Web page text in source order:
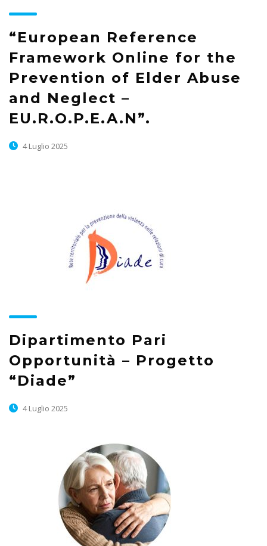
“European Reference
Framework Online for the
Prevention of Elder Abuse
and Neglect –
EU.R.O.P.E.A.N”.
4 Luglio 2025
Dipartimento Pari
Opportunità – Progetto
“Diade”
4 Luglio 2025